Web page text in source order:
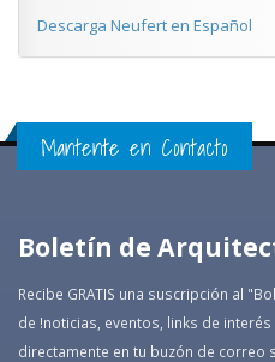
Descarga Neufert en Español
Mantente en Contacto
Boletín de
Recibe GRATIS una suscripción al
de !noticias, eventos, links de
directamente en tu buzón de correo